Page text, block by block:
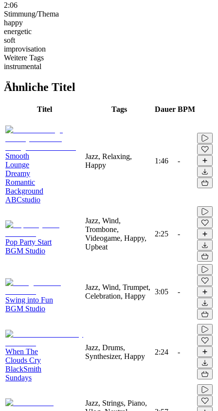
2:06
Stimmung/Thema
happy
energetic
soft
improvisation
Weitere Tags
instrumental
Ähnliche Titel
Titel Tags Dauer BPM
Smooth
Lounge
Dreamy
Romantic
Background
ABCstudio
Jazz, Relaxing,
Happy
1:46 -
Pop Party Start
BGM Studio
Jazz, Wind,
Trombone,
Videogame, Happy,
Upbeat
2:25 -
Swing into Fun
BGM Studio
Jazz, Wind, Trumpet,
Celebration, Happy
3:05 -
When The
Clouds Cry
BlackSmith
Sundays
Jazz, Drums,
Synthesizer, Happy
2:24 -
Jazz, Strings, Piano,